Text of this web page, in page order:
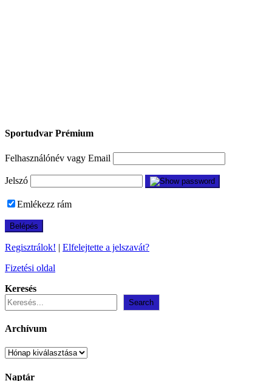
Sportudvar Prémium
Felhasználónév vagy Email
Jelszó
Emlékezz rám
Regisztrálok! | Elfelejtette a jelszavát?
Fizetési oldal
Keresés
Search
Archívum
Archívum
Naptár